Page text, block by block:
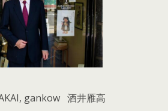
gankow 酒井雁高